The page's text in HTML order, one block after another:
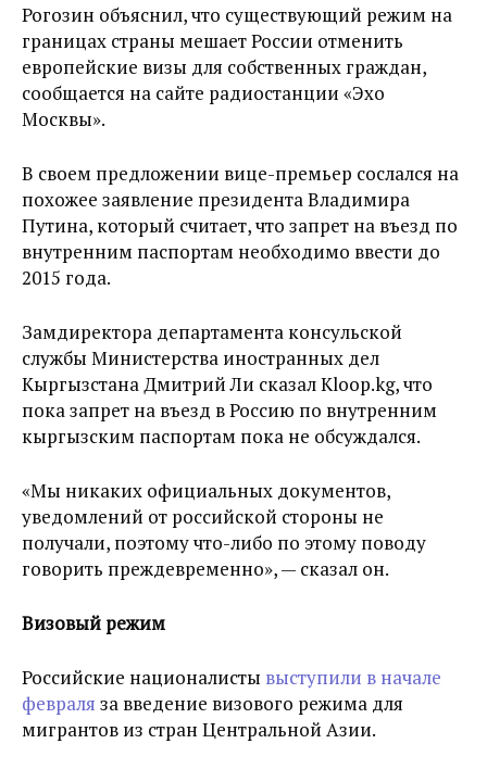
Рогозин объяснил, что существующий режим на
границах страны мешает России отменить
европейские визы для собственных граждан,
сообщается на сайте радиостанции «Эхо
Москвы».
В своем предложении вице-премьер сослался на
похожее заявление президента Владимира
Путина, который считает, что запрет на въезд по
внутренним паспортам необходимо ввести до
2015 года.
Замдиректора департамента консульской
службы Министерства иностранных дел
Кыргызстана Дмитрий Ли сказал Kloop.kg, что
пока запрет на въезд в Россию по внутренним
кыргызским паспортам пока не обсуждался.
«Мы никаких официальных документов,
уведомлений от российской стороны не
получали, поэтому что-либо по этому поводу
говорить преждевременно», — сказал он.
Визовый режим
Российские националисты выступили в начале
февраля за введение визового режима для
мигрантов из стран Центральной Азии.